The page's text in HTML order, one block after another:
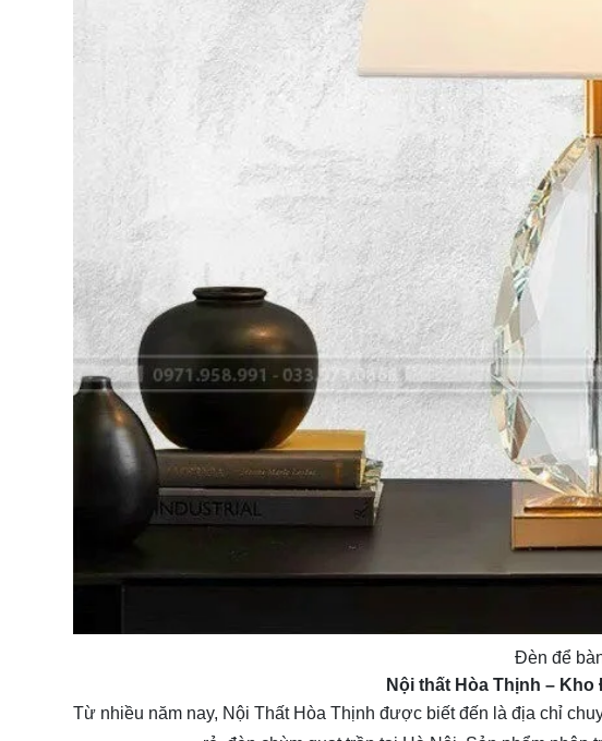
Đèn để
Nội thất Hòa Thịnh – Kho
Từ nhiều năm nay, Nội Thất Hòa Thịnh được biết đến là địa chỉ